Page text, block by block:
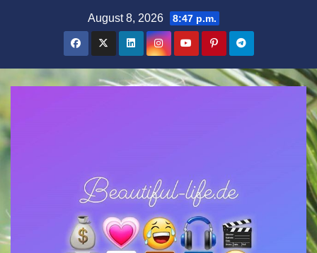
August 8, 2026 8:47 p.m.